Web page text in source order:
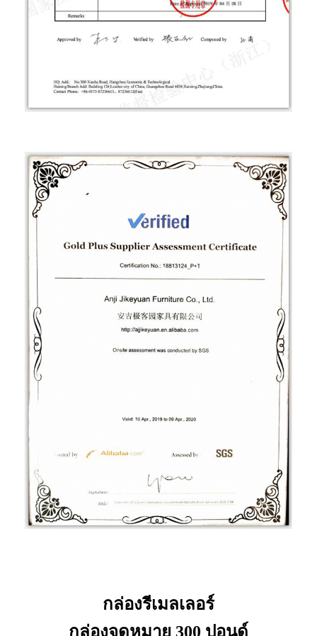
กล่องรีเมลเลอร์
กล่องจดหมาย 300 ปอนด์